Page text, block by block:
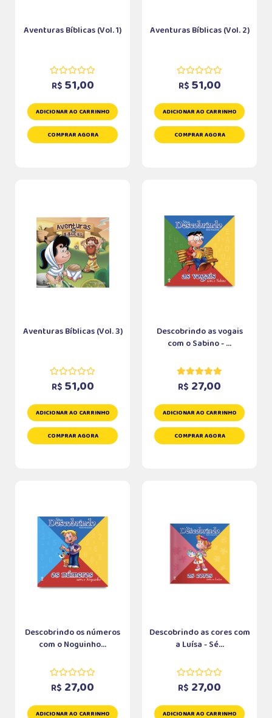
Aventuras Bíblicas (Vol. 1)
R$ 51,00
ADICIONAR AO CARRINHO
COMPRAR AGORA
Aventuras Bíblicas (Vol. 2)
R$ 51,00
ADICIONAR AO CARRINHO
COMPRAR AGORA
Aventuras Bíblicas (Vol. 3)
R$ 51,00
ADICIONAR AO CARRINHO
COMPRAR AGORA
Descobrindo as vogais
com o Sabino - ...
R$ 27,00
ADICIONAR AO CARRINHO
COMPRAR AGORA
Descobrindo os números
com o Noguinho...
R$ 27,00
ADICIONAR AO CARRINHO
Descobrindo as cores com
a Luísa - Sé...
R$ 27,00
ADICIONAR AO CARRINHO